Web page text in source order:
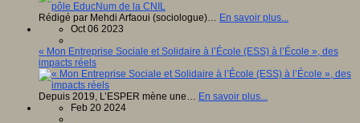
Rédigé par Mehdi Arfaoui (sociologue)… En savoir plus...
Oct 06 2023
« Mon Entreprise Sociale et Solidaire à l’École (ESS) à l’École », des
impacts réels
Depuis 2019, L’ESPER mène une… En savoir plus...
Feb 20 2024